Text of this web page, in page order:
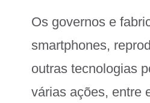
Os governos e
smartphones,
outras tecnologias
várias ações, entre